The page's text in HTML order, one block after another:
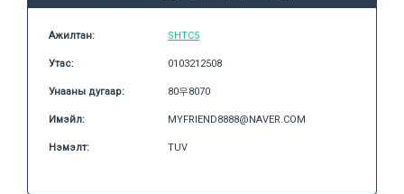
Ажилтан: SHTC5
Утас: 0103212508
Унааны дугаар: 80우8070
Имэйл: MYFRIEND8888@NAVER.COM
Нэмэлт: TUV